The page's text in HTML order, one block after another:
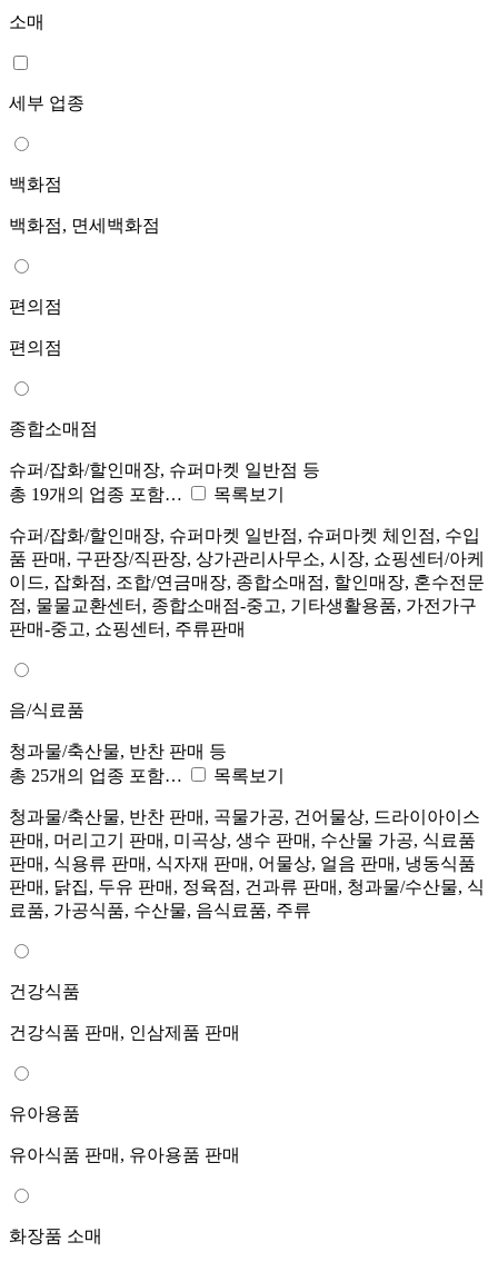
소매
세부 업종
백화점
백화점, 면세백화점
편의점
편의점
종합소매점
슈퍼/잡화/할인매장, 슈퍼마켓 일반점 등
총 19개의 업종 포함…
목록보기
슈퍼/잡화/할인매장, 슈퍼마켓 일반점, 슈퍼마켓 체인점, 수입
품 판매, 구판장/직판장, 상가관리사무소, 시장, 쇼핑센터/아케
이드, 잡화점, 조합/연금매장, 종합소매점, 할인매장, 혼수전문
점, 물물교환센터, 종합소매점-중고, 기타생활용품, 가전가구
판매-중고, 쇼핑센터, 주류판매
음/식료품
청과물/축산물, 반찬 판매 등
총 25개의 업종 포함…
목록보기
청과물/축산물, 반찬 판매, 곡물가공, 건어물상, 드라이아이스
판매, 머리고기 판매, 미곡상, 생수 판매, 수산물 가공, 식료품
판매, 식용류 판매, 식자재 판매, 어물상, 얼음 판매, 냉동식품
판매, 닭집, 두유 판매, 정육점, 건과류 판매, 청과물/수산물, 식
료품, 가공식품, 수산물, 음식료품, 주류
건강식품
건강식품 판매, 인삼제품 판매
유아용품
유아식품 판매, 유아용품 판매
화장품 소매